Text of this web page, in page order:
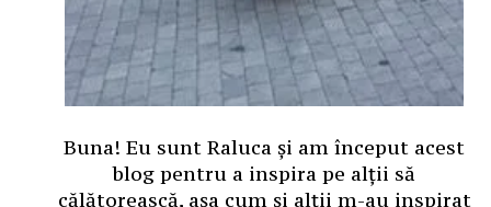
Buna! Eu sunt Raluca și am început acest
blog pentru a inspira pe alții să
călătorească, așa cum și alții m-au inspirat